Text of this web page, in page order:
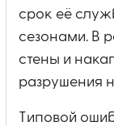
срок её
сезонами. В
стены и
разрушения
Типовой